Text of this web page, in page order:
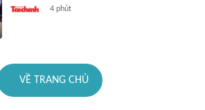
4 phút
VỀ TRANG CHỦ